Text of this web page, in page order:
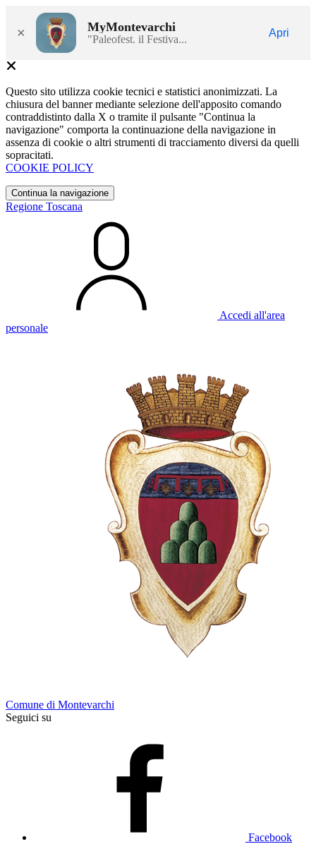
× MyMontevarchi
"Paleofest. il Festiva...
Apri
Questo sito utilizza cookie tecnici e statistici anonimizzati. La
chiusura del banner mediante selezione dell'apposito comando
contraddistinto dalla X o tramite il pulsante "Continua la
navigazione" comporta la continuazione della navigazione in
assenza di cookie o altri strumenti di tracciamento diversi da quelli
sopracitati.
COOKIE POLICY
Continua la navigazione
Regione Toscana
Accedi all'area
personale
Comune di Montevarchi
Seguici su
Facebook